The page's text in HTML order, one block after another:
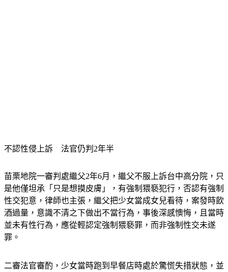
是他僅坦承「只是想摸皮膚」，有強制猥褻犯行，否認有強制
性交犯意，律師也主張，繼父把少女當成女兒看待，案發時飲
酒過量，意識不清之下做出不當行為，事後深感懊悔，且當時
並未有性行為，應從輕認定強制猥褻罪，而非強制性交未遂
罪。
喊「有人要性侵她」，少女母親也責罵繼父，指稱「你真的太